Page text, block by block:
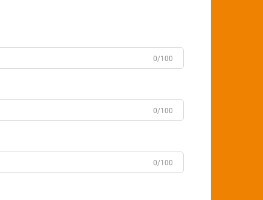
0/100
0/100
0/100